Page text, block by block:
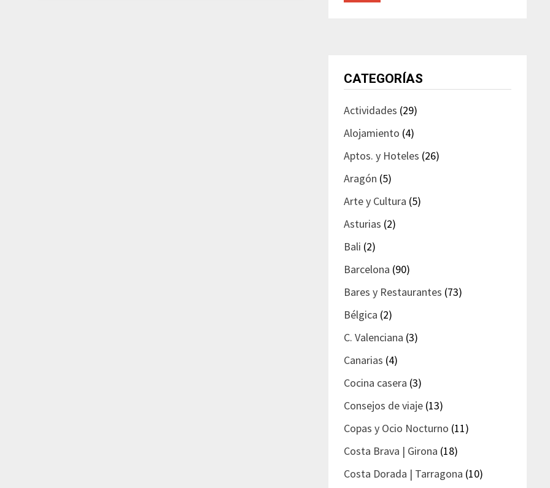
CATEGORÍAS
Actividades (29)
Alojamiento (4)
Aptos. y Hoteles (26)
Aragón (5)
Arte y Cultura (5)
Asturias (2)
Bali (2)
Barcelona (90)
Bares y Restaurantes (73)
Bélgica (2)
C. Valenciana (3)
Canarias (4)
Cocina casera (3)
Consejos de viaje (13)
Copas y Ocio Nocturno (11)
Costa Brava | Girona (18)
Costa Dorada | Tarragona (10)